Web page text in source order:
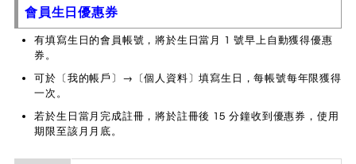
會員生日優惠券
有填寫生日的會員帳號，將於生日當月 1 號早上自動獲得優惠
券。
可於〔我的帳戶〕→〔個人資料〕填寫生日，每帳號每年限獲得
一次。
若於生日當月完成註冊，將於註冊後 15 分鐘收到優惠券，使用
期限至該月月底。